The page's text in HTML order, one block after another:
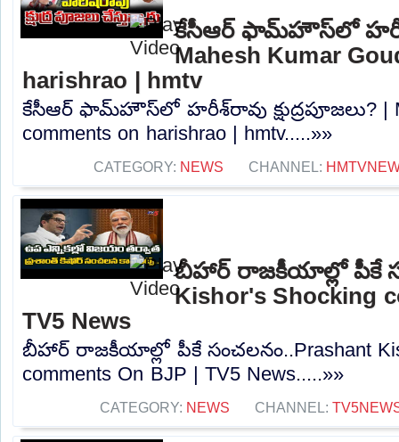
కేసీఆర్ ఫామ్‌హౌస్‌లో
Mahesh Kumar
harishrao | hmtv
కేసీఆర్ ఫామ్‌హౌస్‌లో హరీశ్‌రావు క్షుద్రపూజలు? |
comments on harishrao | hmtv.....»»
CATEGORY: NEWS CHANNEL:
బీహార్ రాజకీయాల్లో పీకే
Kishor's Shocking
TV5 News
బీహార్ రాజకీయాల్లో పీకే సంచలనం..Prashant
comments On BJP | TV5 News.....»»
CATEGORY: NEWS CHANNEL: